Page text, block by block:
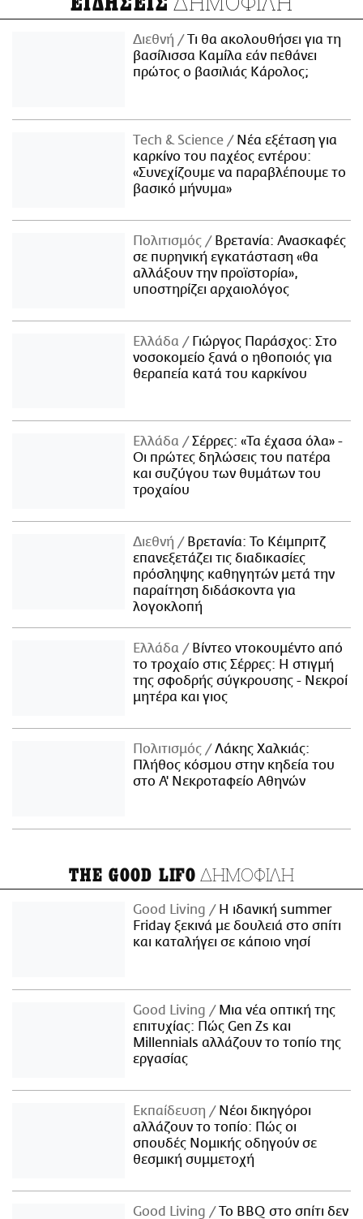
Διεθνή
Τι θα ακολουθήσει για τη
βασίλισσα Καμίλα εάν πεθάνει
πρώτος ο βασιλιάς Κάρολος;
Τech & Science
Νέα εξέταση για
καρκίνο του παχέος εντέρου:
«Συνεχίζουμε να παραβλέπουμε το
βασικό μήνυμα»
Πολιτισμός
Βρετανία: Ανασκαφές
σε πυρηνική εγκατάσταση «θα
αλλάξουν την προϊστορία»,
υποστηρίζει αρχαιολόγος
Ελλάδα
Γιώργος Παράσχος: Στο
νοσοκομείο ξανά ο ηθοποιός για
θεραπεία κατά του καρκίνου
Ελλάδα
Σέρρες: «Τα έχασα όλα» -
Οι πρώτες δηλώσεις του πατέρα
και συζύγου των θυμάτων του
τροχαίου
Διεθνή
Βρετανία: Το Κέιμπριτζ
επανεξετάζει τις διαδικασίες
πρόσληψης καθηγητών μετά την
παραίτηση διδάσκοντα για
λογοκλοπή
Ελλάδα
Βίντεο ντοκουμέντο από
το τροχαίο στις Σέρρες: Η στιγμή
της σφοδρής σύγκρουσης - Νεκροί
μητέρα και γιος
Πολιτισμός
Λάκης Χαλκιάς:
Πλήθος κόσμου στην κηδεία του
στο Α' Νεκροταφείο Αθηνών
THE GOOD LIFO ΔΗΜΟΦΙΛΗ
Good Living
Η ιδανική summer
Friday ξεκινά με δουλειά στο σπίτι
και καταλήγει σε κάποιο νησί
Good Living
Μια νέα οπτική της
επιτυχίας: Πώς Gen Zs και
Millennials αλλάζουν το τοπίο της
εργασίας
Εκπαίδευση
Νέοι δικηγόροι
αλλάζουν το τοπίο: Πώς οι
σπουδές Νομικής οδηγούν σε
θεσμική συμμετοχή
Good Living
Το BBQ στο σπίτι δεν